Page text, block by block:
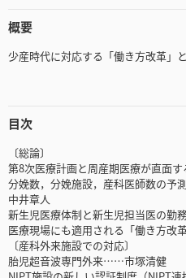
概要
少産時代に対応する「働き方改革」
目次
〔総論〕
第8次医療計画と周産期医療が直面
分娩数，分娩施設，産科医師数の
中井章人
新生児医療体制と新生児担当医の
医療現場にも適用される「働き方
〔産科外来施設での対応〕
胎児超音波専門外来……市塚清健